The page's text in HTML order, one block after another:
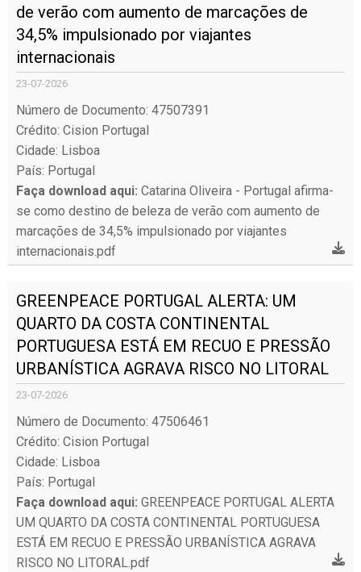
de verão com aumento de marcações de
34,5% impulsionado por viajantes
internacionais
23-07-2026
Número de Documento: 47507391
Crédito: Cision Portugal
Cidade: Lisboa
País: Portugal
Faça download aqui: Catarina Oliveira - Portugal afirma-
se como destino de beleza de verão com aumento de
marcações de 34,5% impulsionado por viajantes
internacionais.pdf
GREENPEACE PORTUGAL ALERTA: UM
QUARTO DA COSTA CONTINENTAL
PORTUGUESA ESTÁ EM RECUO E PRESSÃO
URBANÍSTICA AGRAVA RISCO NO LITORAL
23-07-2026
Número de Documento: 47506461
Crédito: Cision Portugal
Cidade: Lisboa
País: Portugal
Faça download aqui: GREENPEACE PORTUGAL ALERTA
UM QUARTO DA COSTA CONTINENTAL PORTUGUESA
ESTÁ EM RECUO E PRESSÃO URBANÍSTICA AGRAVA
RISCO NO LITORAL.pdf